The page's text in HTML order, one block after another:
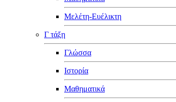
Μελέτη-Ευέλικτη
Γ τάξη
Γλώσσα
Ιστορία
Μαθηματικά